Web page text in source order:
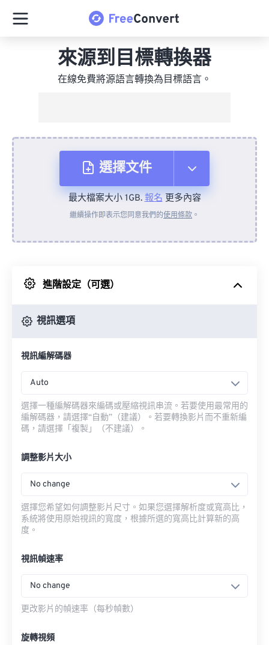
來源到目標轉換器
在線免費將源語言轉換為目標語言。
選擇文件
來自裝置
來自 Google 雲端硬碟
最大檔案大小 1GB.報名更多內容
繼續操作即表示您同意我們的使用條款 。
進階設定（可選）
視訊選項
視訊編解碼器
Auto
選擇一種編解碼器來編碼或壓縮視訊串流。若要使用最常用的
編解碼器，請選擇“自動”（建議）。若要轉換影片而不重新編
碼，請選擇「複製」（不建議）。
調整影片大小
No change
選擇您希望如何調整影片尺寸。如果您選擇解析度或寬高比，
系統將使用原始視訊的寬度，根據所選的寬高比計算新的高
度。
視訊幀速率
No change
更改影片的幀速率（每秒幀數）
旋轉視頻